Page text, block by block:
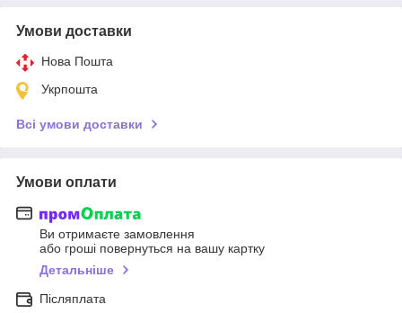
Умови доставки
Нова Пошта
Укрпошта
Всі умови доставки
Умови оплати
Ви отримаєте замовлення
або гроші повернуться на вашу картку
Детальніше
Післяплата